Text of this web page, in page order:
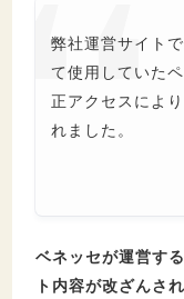
弊社運営サイト
て使用していた
正アクセスによ
れました。
ベネッセが運営す
ト内容が改ざんさ